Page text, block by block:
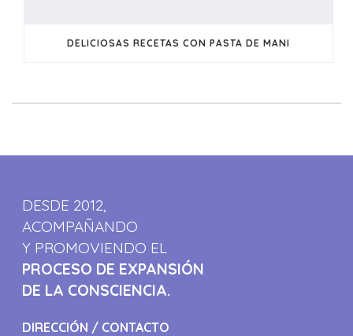
DELICIOSAS RECETAS CON PASTA DE MANI
DESDE 2012,
ACOMPAÑANDO
Y PROMOVIENDO EL
PROCESO DE EXPANSIÓN
DE LA CONSCIENCIA.
DIRECCIÓN / CONTACTO